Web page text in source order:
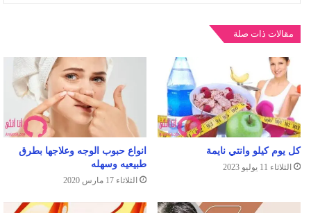
مقالات ذات صلة
كل يوم كيلو وانتي نايمة
الثلاثاء 11 يوليو 2023
انواع حبوب الوجه وعلاجها بطرق
طبيعيه وسهله
الثلاثاء 17 مارس 2020